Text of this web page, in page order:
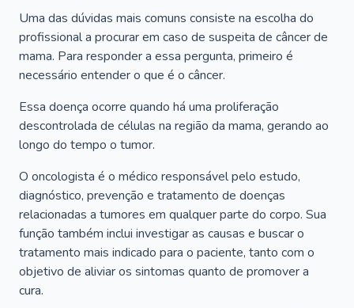
Uma das dúvidas mais comuns consiste na escolha do
profissional a procurar em caso de suspeita de câncer de
mama. Para responder a essa pergunta, primeiro é
necessário entender o que é o câncer.
Essa doença ocorre quando há uma proliferação
descontrolada de células na região da mama, gerando ao
longo do tempo o tumor.
O oncologista é o médico responsável pelo estudo,
diagnóstico, prevenção e tratamento de doenças
relacionadas a tumores em qualquer parte do corpo. Sua
função também inclui investigar as causas e buscar o
tratamento mais indicado para o paciente, tanto com o
objetivo de aliviar os sintomas quanto de promover a
cura.